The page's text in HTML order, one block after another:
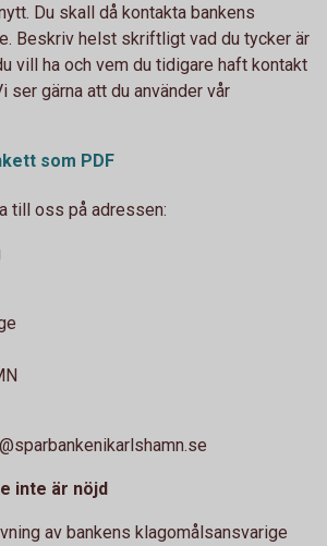
Du skall då kontakta bankens
Beskriv helst skriftligt vad du tycker är
vill ha och vem du tidigare haft kontakt
ser gärna att du använder vår
som PDF
till oss på adressen:
inte är nöjd
av bankens klagomålsansvarige